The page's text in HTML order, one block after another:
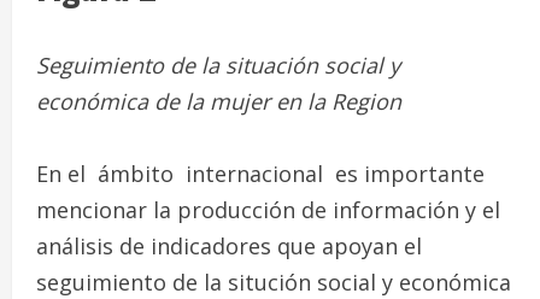
Seguimiento de la situación social y
económica de la mujer en la Region
En el ámbito internacional es importante
mencionar la producción de información y el
análisis de indicadores que apoyan el
seguimiento de la situción social y económica